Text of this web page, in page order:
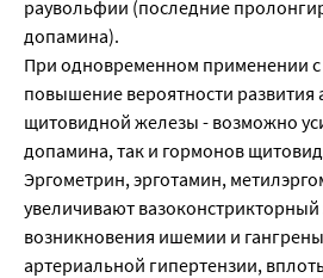
раувольфии (последние
допамина).
При одновременном применении
повышение вероятности развития
щитовидной железы - возможно
допамина, так и гормонов
Эргометрин, эрготамин,
увеличивают
возникновения ишемии и
артериальной гипертензии,